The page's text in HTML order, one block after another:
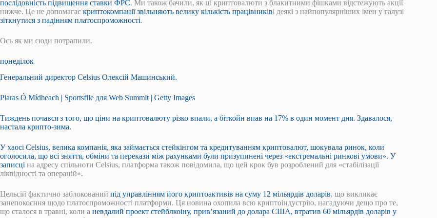
послідовність підвищення ставки ФРС. Ми також бачили, як ці криптовалюти з блакитними фішками відстежують акції
нижче. Це не допомагає криптокомпанії звільняють велику кількість працівниківі деякі з найпопулярніших імен у галузі
зіткнутися з падінням платоспроможності.
Ось як ми сюди потрапили.
понеділок
Генеральний директор Celsius Олексій Машинський.
Piaras Ó Mídheach | Sportsfile для Web Summit | Getty Images
Тиждень почався з того, що ціни на криптовалюту різко впали, а біткойн впав на 17% в один момент дня. Здавалося,
настала крипто-зима.
У хаосі Celsius, велика компанія, яка займається стейкінгом та кредитуванням криптовалют, шокувала ринок, коли
оголосила, що всі зняття, обміни та перекази між рахунками були призупинені через «екстремальні ринкові умови». У
записці на адресу спільноти Celsius, платформа також повідомила, що цей крок був розроблений для «стабілізації
ліквідності та операцій».
Цельсій фактично заблокований під управлінням його криптоактивів на суму 12 мільярдів доларів, що викликає
занепокоєння щодо платоспроможності платформи. Ця новина охопила всю криптоіндустрію, нагадуючи дещо про те,
що сталося в травні, коли а невдалий проект стейблкоіну, прив’язаний до долара США, втратив 60 мільярдів доларів у